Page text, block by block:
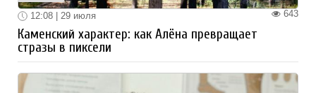
643
12:08 | 29 июля
Каменский характер: как Алёна превращает
стразы в пиксели